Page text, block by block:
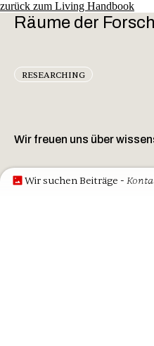
zurück zum Living Handbook
Räume der
RE­SEARCH­ING
Wir freuen uns über
Wir suchen Beiträge -